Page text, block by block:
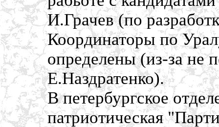
И.Грачев (по
Координаторы по
определены (из-за не
Е.Наздратенко).
В петербургское
патриотическая